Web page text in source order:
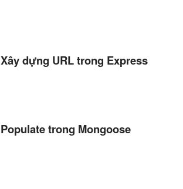
Xây dựng URL trong Express
Populate trong Mongoose